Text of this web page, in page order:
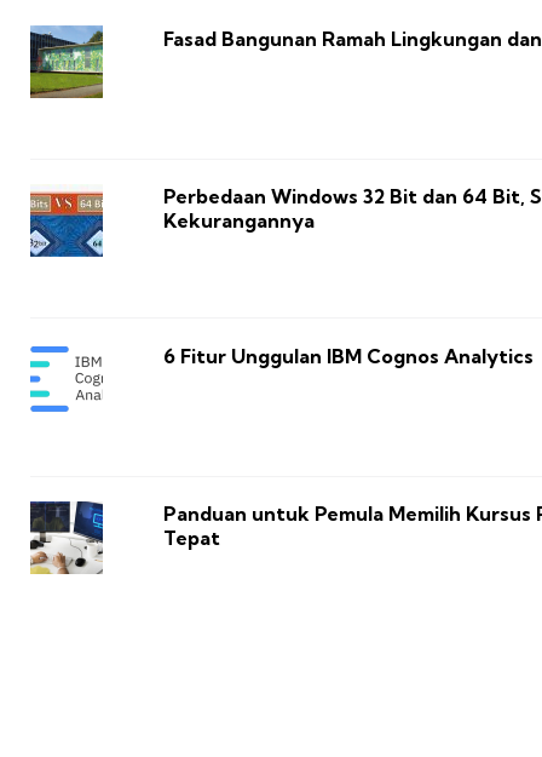
Fasad Bangunan Ramah Lingkungan
Perbedaan Windows 32 Bit dan 64 Bit,
Kekurangannya
6 Fitur Unggulan IBM Cognos Analytics
Panduan untuk Pemula Memilih Kursus
Tepat